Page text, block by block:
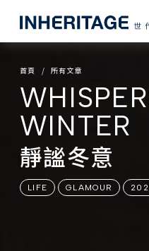
首頁 所有文章
WINTER
靜謐冬意
LIFE GLAMOUR